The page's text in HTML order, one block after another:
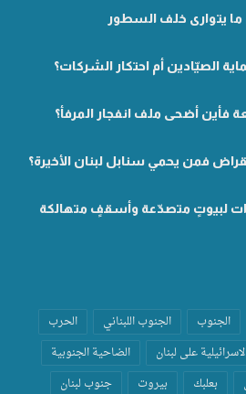
ما يتوارى خلف السطور
الصيّادين أم احتكار الشركات؟
أضحى ملف انفجار المرفأ؟
فمن يحمي سنابل لبنان الأخيرة؟
لبيوتٍ متصدّعة وأسقفٍ متهالكة
الجنوب الجنوب اللبناني
الحرب
على لبنان
الضاحية الجنوبية
بعلبك بيروت جنوب لبنان